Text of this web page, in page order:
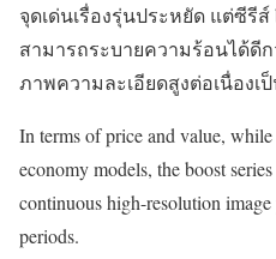
จุดเด่นเรื่องรุ่นประหยัด แต่ซีรีส์
สามารถระบายความร้อนได้ดี
ภาพความละเอียดสูงต่อเนื่องเ
In terms of price and value,
economy models, the boost
continuous high-resolution image
periods.